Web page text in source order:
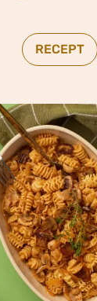
RECEPT